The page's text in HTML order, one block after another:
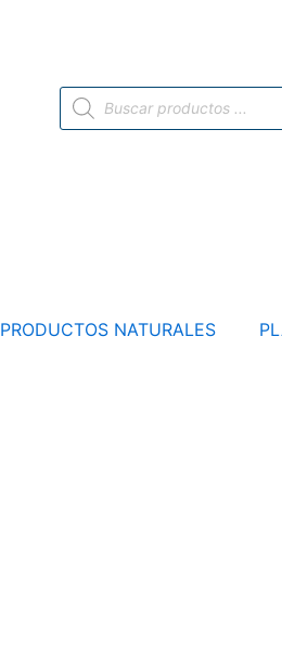
Búsqueda
de
PRODUCTOS NATURALES